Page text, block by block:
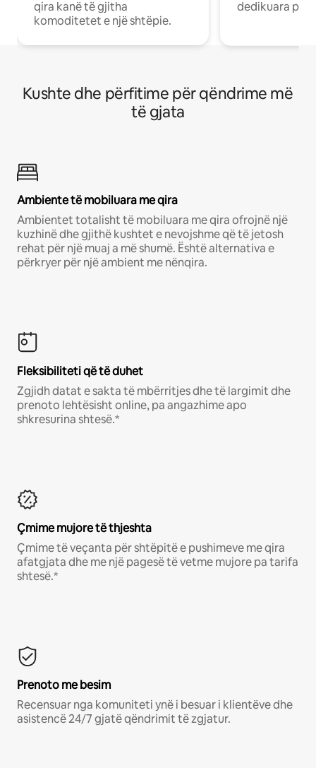
qira kanë të gjitha
komoditetet e një shtëpie.
dedikuara
Kushte dhe përfitime për qëndrime më
të gjata
Ambiente të mobiluara me qira
Ambientet totalisht të mobiluara me qira ofrojnë një
kuzhinë dhe gjithë kushtet e nevojshme që të jetosh
rehat për një muaj a më shumë. Është alternativa e
përkryer për një ambient me nënqira.
Fleksibiliteti që të duhet
Zgjidh datat e sakta të mbërritjes dhe të largimit dhe
prenoto lehtësisht online, pa angazhime apo
shkresurina shtesë.*
Çmime mujore të thjeshta
Çmime të veçanta për shtëpitë e pushimeve me qira
afatgjata dhe me një pagesë të vetme mujore pa tarifa
shtesë.*
Prenoto me besim
Recensuar nga komuniteti ynë i besuar i klientëve dhe
asistencë 24/7 gjatë qëndrimit të zgjatur.